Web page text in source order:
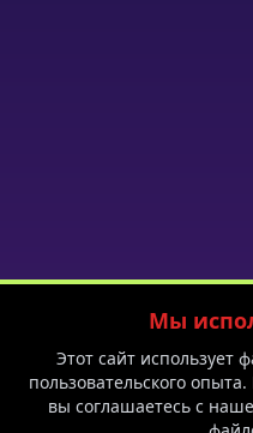
F.A.Q.Спешл на 8 марта
Мы
Этот сайт использует
пользовательского
вы соглашаетесь с